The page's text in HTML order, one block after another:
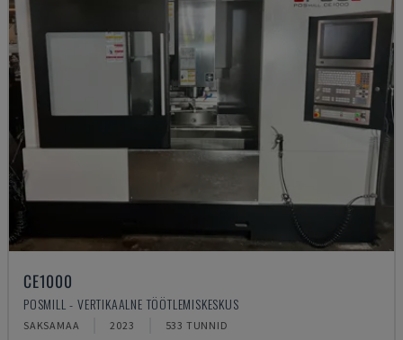
CE1000
POSMILL - VERTIKAALNE TÖÖTLEMISKESKUS
SAKSAMAA 2023 533 TUNNID